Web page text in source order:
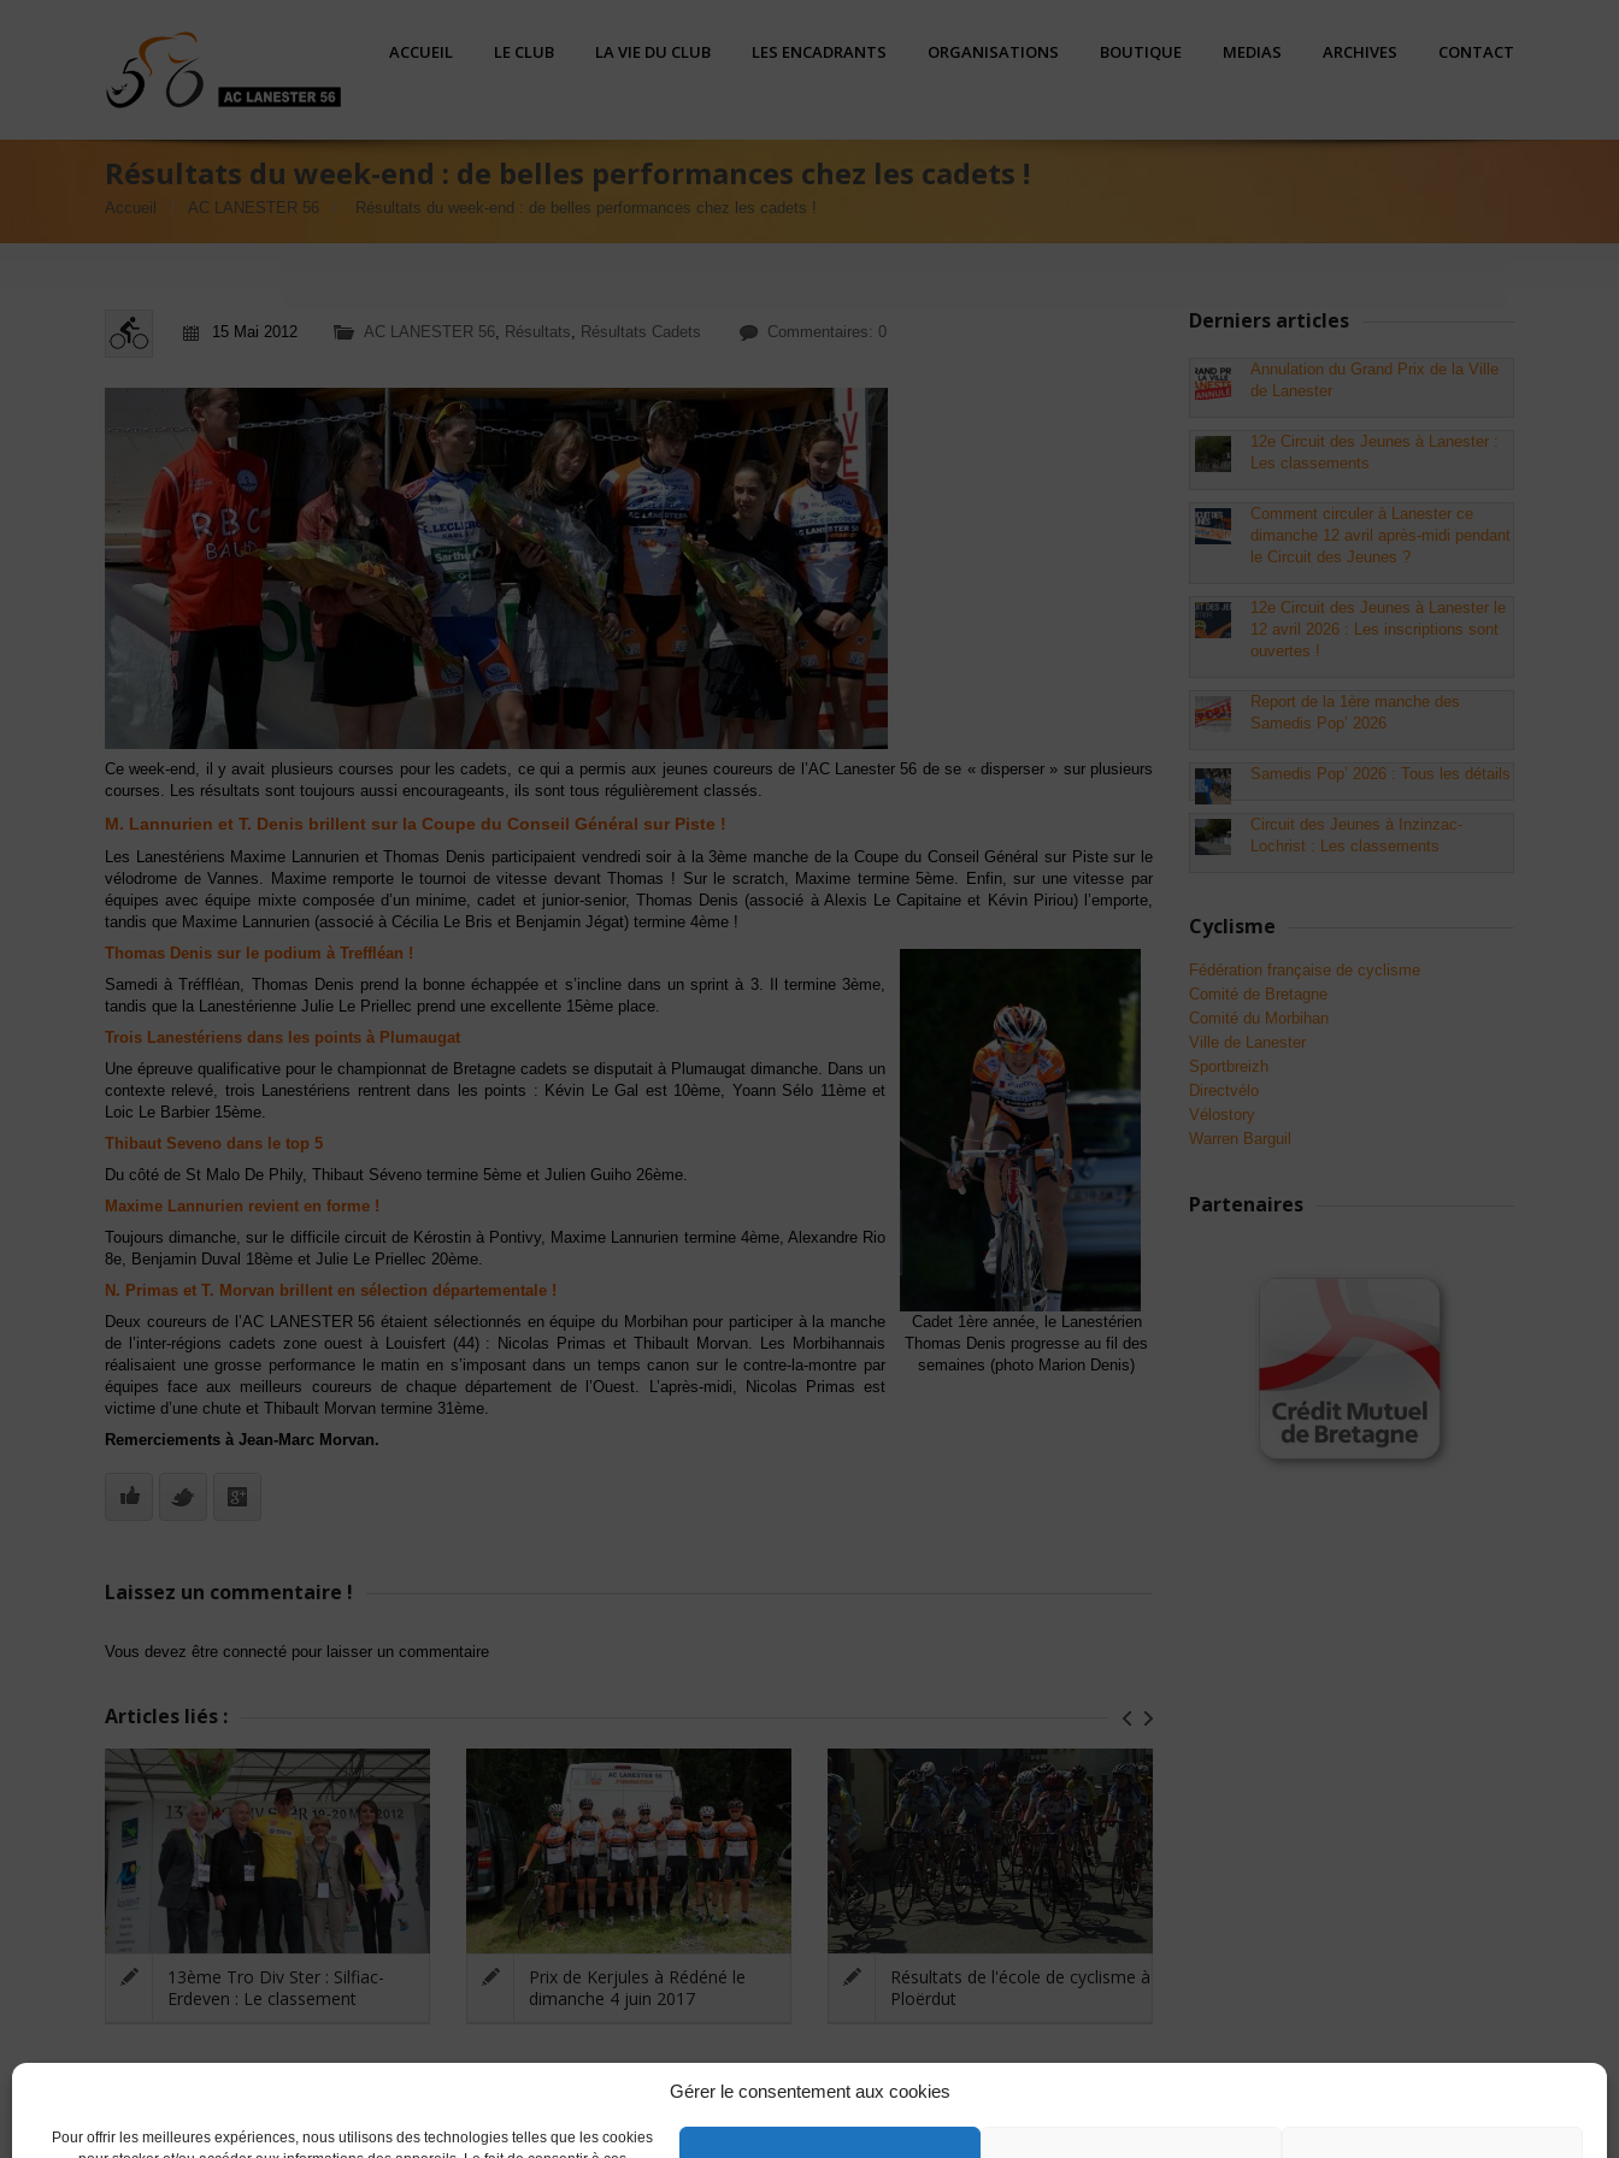
Gérer le consentement aux cookies
Pour offrir les meilleures expériences, nous utilisons des technologies telles que les cookies
ACCUEIL LE CLUB LA VIE DU CLUB LES ENCADRANTS ORGANISATIONS BOUTIQUE MEDIAS ARCHIVES CONTACT
Résultats du week-end : de belles performances chez les cadets !
Accueil AC LANESTER 56 Résultats du week-end : de belles performances chez les cadets !
15 Mai 2012 AC LANESTER 56, Résultats, Résultats Cadets Commentaires: 0
Ce week-end, il y avait plusieurs courses pour les cadets, ce qui a permis aux jeunes coureurs de l’AC Lanester 56 de se « disperser » sur plusieurs
courses. Les résultats sont toujours aussi encourageants, ils sont tous régulièrement classés.
M. Lannurien et T. Denis brillent sur la Coupe du Conseil Général sur Piste !
Les Lanestériens Maxime Lannurien et Thomas Denis participaient vendredi soir à la 3ème manche de la Coupe du Conseil Général sur Piste sur le
vélodrome de Vannes. Maxime remporte le tournoi de vitesse devant Thomas ! Sur le scratch, Maxime termine 5ème. Enfin, sur une vitesse par
équipes avec équipe mixte composée d’un minime, cadet et junior-senior, Thomas Denis (associé à Alexis Le Capitaine et Kévin Piriou) l’emporte,
tandis que Maxime Lannurien (associé à Cécilia Le Bris et Benjamin Jégat) termine 4ème !
Cadet 1ère année, le Lanestérien
Thomas Denis progresse au fil des
semaines (photo Marion Denis)
Thomas Denis sur le podium à Treffléan !
Samedi à Tréffléan, Thomas Denis prend la bonne échappée et s’incline dans un sprint à 3. Il termine 3ème,
tandis que la Lanestérienne Julie Le Priellec prend une excellente 15ème place.
Trois Lanestériens dans les points à Plumaugat
Une épreuve qualificative pour le championnat de Bretagne cadets se disputait à Plumaugat dimanche. Dans un
contexte relevé, trois Lanestériens rentrent dans les points : Kévin Le Gal est 10ème, Yoann Sélo 11ème et
Loic Le Barbier 15ème.
Thibaut Seveno dans le top 5
Du côté de St Malo De Phily, Thibaut Séveno termine 5ème et Julien Guiho 26ème.
Maxime Lannurien revient en forme !
Toujours dimanche, sur le difficile circuit de Kérostin à Pontivy, Maxime Lannurien termine 4ème, Alexandre Rio
8e, Benjamin Duval 18ème et Julie Le Priellec 20ème.
N. Primas et T. Morvan brillent en sélection départementale !
Deux coureurs de l’AC LANESTER 56 étaient sélectionnés en équipe du Morbihan pour participer à la manche
de l’inter-régions cadets zone ouest à Louisfert (44) : Nicolas Primas et Thibault Morvan. Les Morbihannais
réalisaient une grosse performance le matin en s’imposant dans un temps canon sur le contre-la-montre par
équipes face aux meilleurs coureurs de chaque département de l’Ouest. L’après-midi, Nicolas Primas est
victime d’une chute et Thibault Morvan termine 31ème.
Remerciements à Jean-Marc Morvan.
Laissez un commentaire !
Vous devez être connecté pour laisser un commentaire
Articles liés :
13ème Tro Div Ster : Silfiac-
Erdeven : Le classement
Prix de Kerjules à Rédéné le
dimanche 4 juin 2017
Résultats de l'école de cyclisme à
Ploërdut
Derniers articles
Annulation du Grand Prix de la Ville
de Lanester
12e Circuit des Jeunes à Lanester :
Les classements
Comment circuler à Lanester ce
dimanche 12 avril après-midi pendant
le Circuit des Jeunes ?
12e Circuit des Jeunes à Lanester le
12 avril 2026 : Les inscriptions sont
ouvertes !
Report de la 1ère manche des
Samedis Pop’ 2026
Samedis Pop’ 2026 : Tous les détails
Circuit des Jeunes à Inzinzac-
Lochrist : Les classements
Cyclisme
Fédération française de cyclisme
Comité de Bretagne
Comité du Morbihan
Ville de Lanester
Sportbreizh
Directvélo
Vélostory
Warren Barguil
Partenaires